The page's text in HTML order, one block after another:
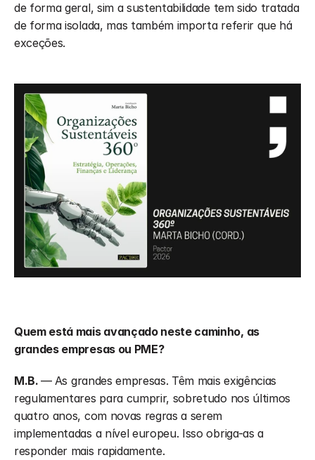
de forma geral, sim a sustentabilidade tem sido tratada
de forma isolada, mas também importa referir que há
exceções.
Quem está mais avançado neste caminho, as
grandes empresas ou PME?
M.B. — As grandes empresas. Têm mais exigências
regulamentares para cumprir, sobretudo nos últimos
quatro anos, com novas regras a serem
implementadas a nível europeu. Isso obriga-as a
responder mais rapidamente.